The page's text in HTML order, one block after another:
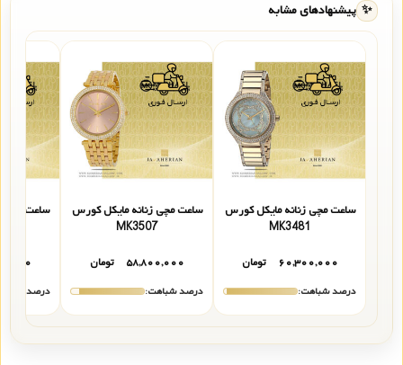
✨ پیشنهادهای مشابه
ساعت مچی زنانه مایکل کورس
MK3481
۶۰,۳۰۰,۰۰۰
تومان
درصد شباهت:
ساعت مچی زنانه مایکل کورس
MK3507
۵۸,۸۰۰,۰۰۰
تومان
درصد شباهت:
ساعت مچی
درصد